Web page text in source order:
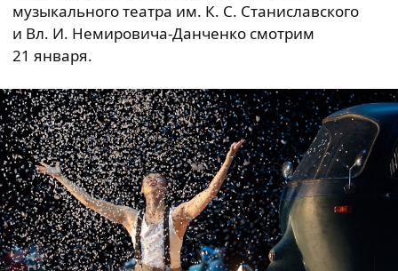
музыкального театра им. К. С. Станиславского
и Вл. И. Немировича-Данченко смотрим
21 января.